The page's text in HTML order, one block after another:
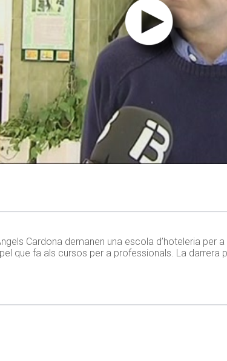
Cardona demanen una escola d’hoteleria per
que fa als cursos per a professionals. La darrera